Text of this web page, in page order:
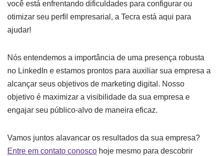
você está enfrentando dificuldades para configurar ou
otimizar seu perfil empresarial, a Tecra está aqui para
ajudar!
Nós entendemos a importância de uma presença robusta
no LinkedIn e estamos prontos para auxiliar sua empresa a
alcançar seus objetivos de marketing digital. Nosso
objetivo é maximizar a visibilidade da sua empresa e
engajar seu público-alvo de maneira eficaz.
Vamos juntos alavancar os resultados da sua empresa?
Entre em contato conosco hoje mesmo para descobrir